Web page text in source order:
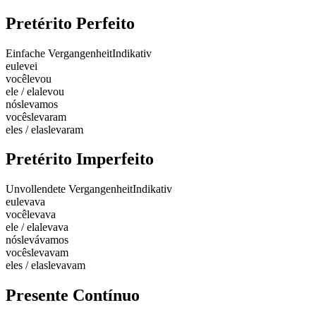
Pretérito Perfeito
Einfache VergangenheitIndikativ
eulevei
vocêlevou
ele / elalevou
nóslevamos
vocêslevaram
eles / elaslevaram
Pretérito Imperfeito
Unvollendete VergangenheitIndikativ
eulevava
vocêlevava
ele / elalevava
nóslevávamos
vocêslevavam
eles / elaslevavam
Presente Contínuo